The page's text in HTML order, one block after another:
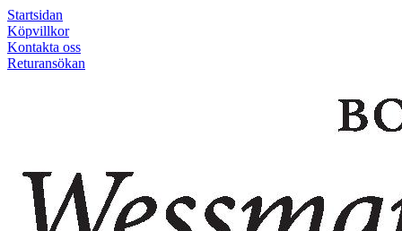
Startsidan
Köpvillkor
Kontakta oss
Returansökan